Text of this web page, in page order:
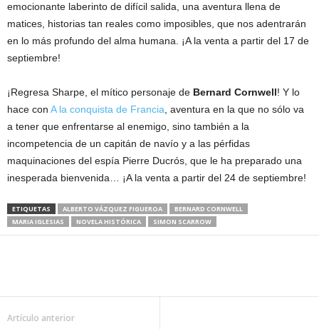
emocionante laberinto de difícil salida, una aventura llena de
matices, historias tan reales como imposibles, que nos adentrarán
en lo más profundo del alma humana. ¡A la venta a partir del 17 de
septiembre!
¡Regresa Sharpe, el mítico personaje de Bernard Cornwell! Y lo
hace con A la conquista de Francia , aventura en la que no sólo va
a tener que enfrentarse al enemigo, sino también a la
incompetencia de un capitán de navío y a las pérfidas
maquinaciones del espía Pierre Ducrós, que le ha preparado una
inesperada bienvenida… ¡A la venta a partir del 24 de septiembre!
ETIQUETAS ALBERTO VÁZQUEZ FIGUEROA
BERNARD CORNWELL
MARIA IGLESIAS
NOVELA HISTÓRICA SIMON SCARROW
Artículo anterior